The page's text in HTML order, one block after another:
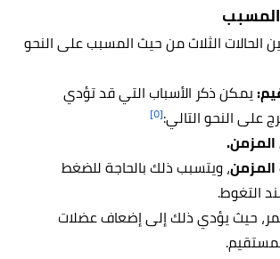
الحالات الثلاث من حيث المسبب على النحو
يمكن ذكر الأسباب التي قد تؤدي
على النحو التالي:[٥]
، ويتسبب ذلك بالحاجة للضغط
التغوط.
حيث يؤدي ذلك إلى إضعاف عضلات